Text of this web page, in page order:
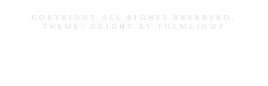
COPYRIGHT ALL RIGHTS RESERVED.
THEME: KNIGHT BY
THEMEINWP